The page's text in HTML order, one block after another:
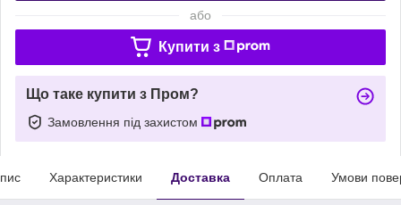
або
Купити з
Що таке купити з Пром?
Замовлення під захистом
Характеристики Доставка Оплата Умови